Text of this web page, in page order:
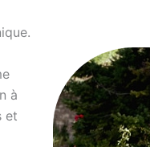
à
et